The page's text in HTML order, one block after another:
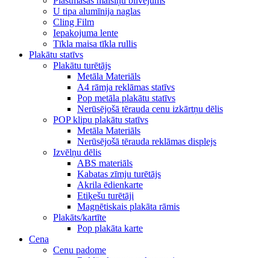
U tipa alumīnija naglas
Cling Film
Iepakojuma lente
Tīkla maisa tīkla rullis
Plakātu statīvs
Plakātu turētājs
Metāla Materiāls
A4 rāmja reklāmas statīvs
Pop metāla plakātu statīvs
Nerūsējošā tērauda cenu izkārtņu dēlis
POP klipu plakātu statīvs
Metāla Materiāls
Nerūsējošā tērauda reklāmas displejs
Izvēlņu dēlis
ABS materiāls
Kabatas zīmju turētājs
Akrila ēdienkarte
Etiķešu turētāji
Magnētiskais plakāta rāmis
Plakāts/kartīte
Pop plakāta karte
Cena
Cenu padome